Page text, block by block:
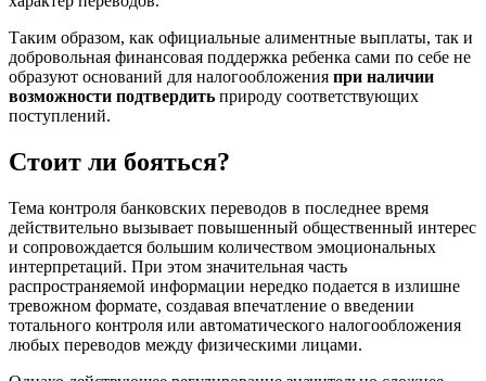
Таким образом, как официальные алиментные выплаты, так и
добровольная финансовая поддержка ребенка сами по себе не
образуют оснований для налогообложения при наличии
возможности подтвердить природу соответствующих
поступлений.
Стоит ли бояться?
Тема контроля банковских переводов в последнее время
действительно вызывает повышенный общественный интерес
и сопровождается большим количеством эмоциональных
интерпретаций. При этом значительная часть
распространяемой информации нередко подается в излишне
тревожном формате, создавая впечатление о введении
тотального контроля или автоматического налогообложения
любых переводов между физическими лицами.